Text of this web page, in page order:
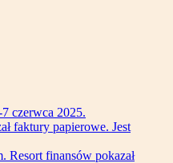
czerwca 2025.
faktury papierowe. Jest
Resort finansów pokazał